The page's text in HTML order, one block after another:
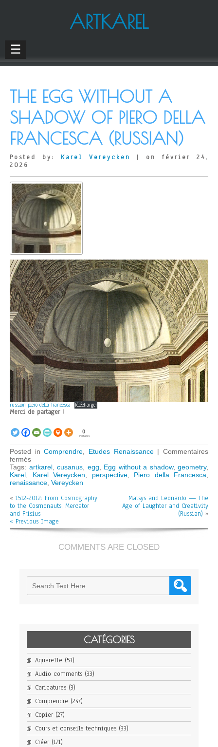
ARTKAREL
☰
THE EGG WITHOUT A
SHADOW OF PIERO DELLA
FRANCESCA (RUSSIAN)
Posted by: Karel Vereycken
| on février 24,
2026
russion piero della francesca Télécharger
Merci de partager !
0
Partages
Posted inComprendre Etudes Renaissance|Commentaires
ferméssur
The
Egg
without
Shadow
of
Piero
della
Francesca
Tags: artkarel, cusanus egg Egg without a shadow, geometry,
Karel
Karel Vereycken perspective, Piero della Francesca
renaissance Vereycken
« 1512-2012: From Cosmography
to the Cosmonauts, Mercator
and Frisius
Matsys and Leonardo — The
Age of Laughter and Creativity
(Russian) »
« Previous Image
COMMENTS ARE CLOSED
CATÉGORIES
Aquarelle (53)
Audio comments (33)
Caricatures (3)
Comprendre (247)
Copier (27)
Cours et conseils techniques (33)
Créer (171)